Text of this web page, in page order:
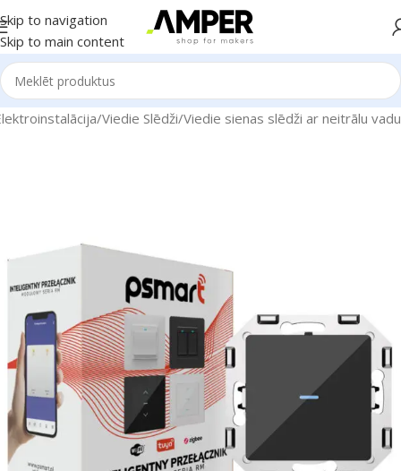
Skip to navigation
Skip to main content
/Viedie Slēdži/Viedie sienas slēdži ar neitrālu vadu